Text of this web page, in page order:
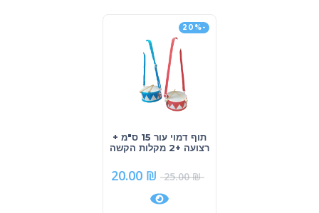
-20%
תוף דמוי עור 15 ס"מ +
רצועה +2 מקלות הקשה
25.00₪
20.00 ₪